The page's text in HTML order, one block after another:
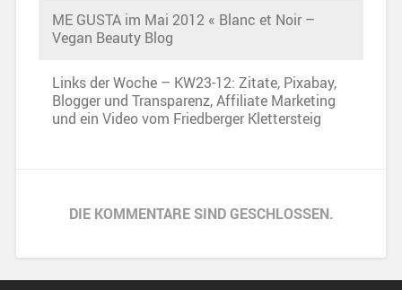
ME GUSTA im Mai 2012 « Blanc et Noir –
Vegan Beauty Blog
Links der Woche – KW23-12: Zitate, Pixabay,
Blogger und Transparenz, Affiliate Marketing
und ein Video vom Friedberger Klettersteig
DIE KOMMENTARE SIND GESCHLOSSEN.